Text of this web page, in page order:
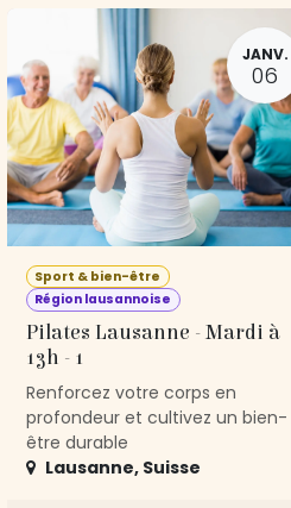
JANV.
06
Sport & bien-être
Région lausannoise
Pilates Lausanne - Mardi à
13h - 1
Renforcez votre corps en
profondeur et cultivez un bien-
être durable
Lausanne, Suisse